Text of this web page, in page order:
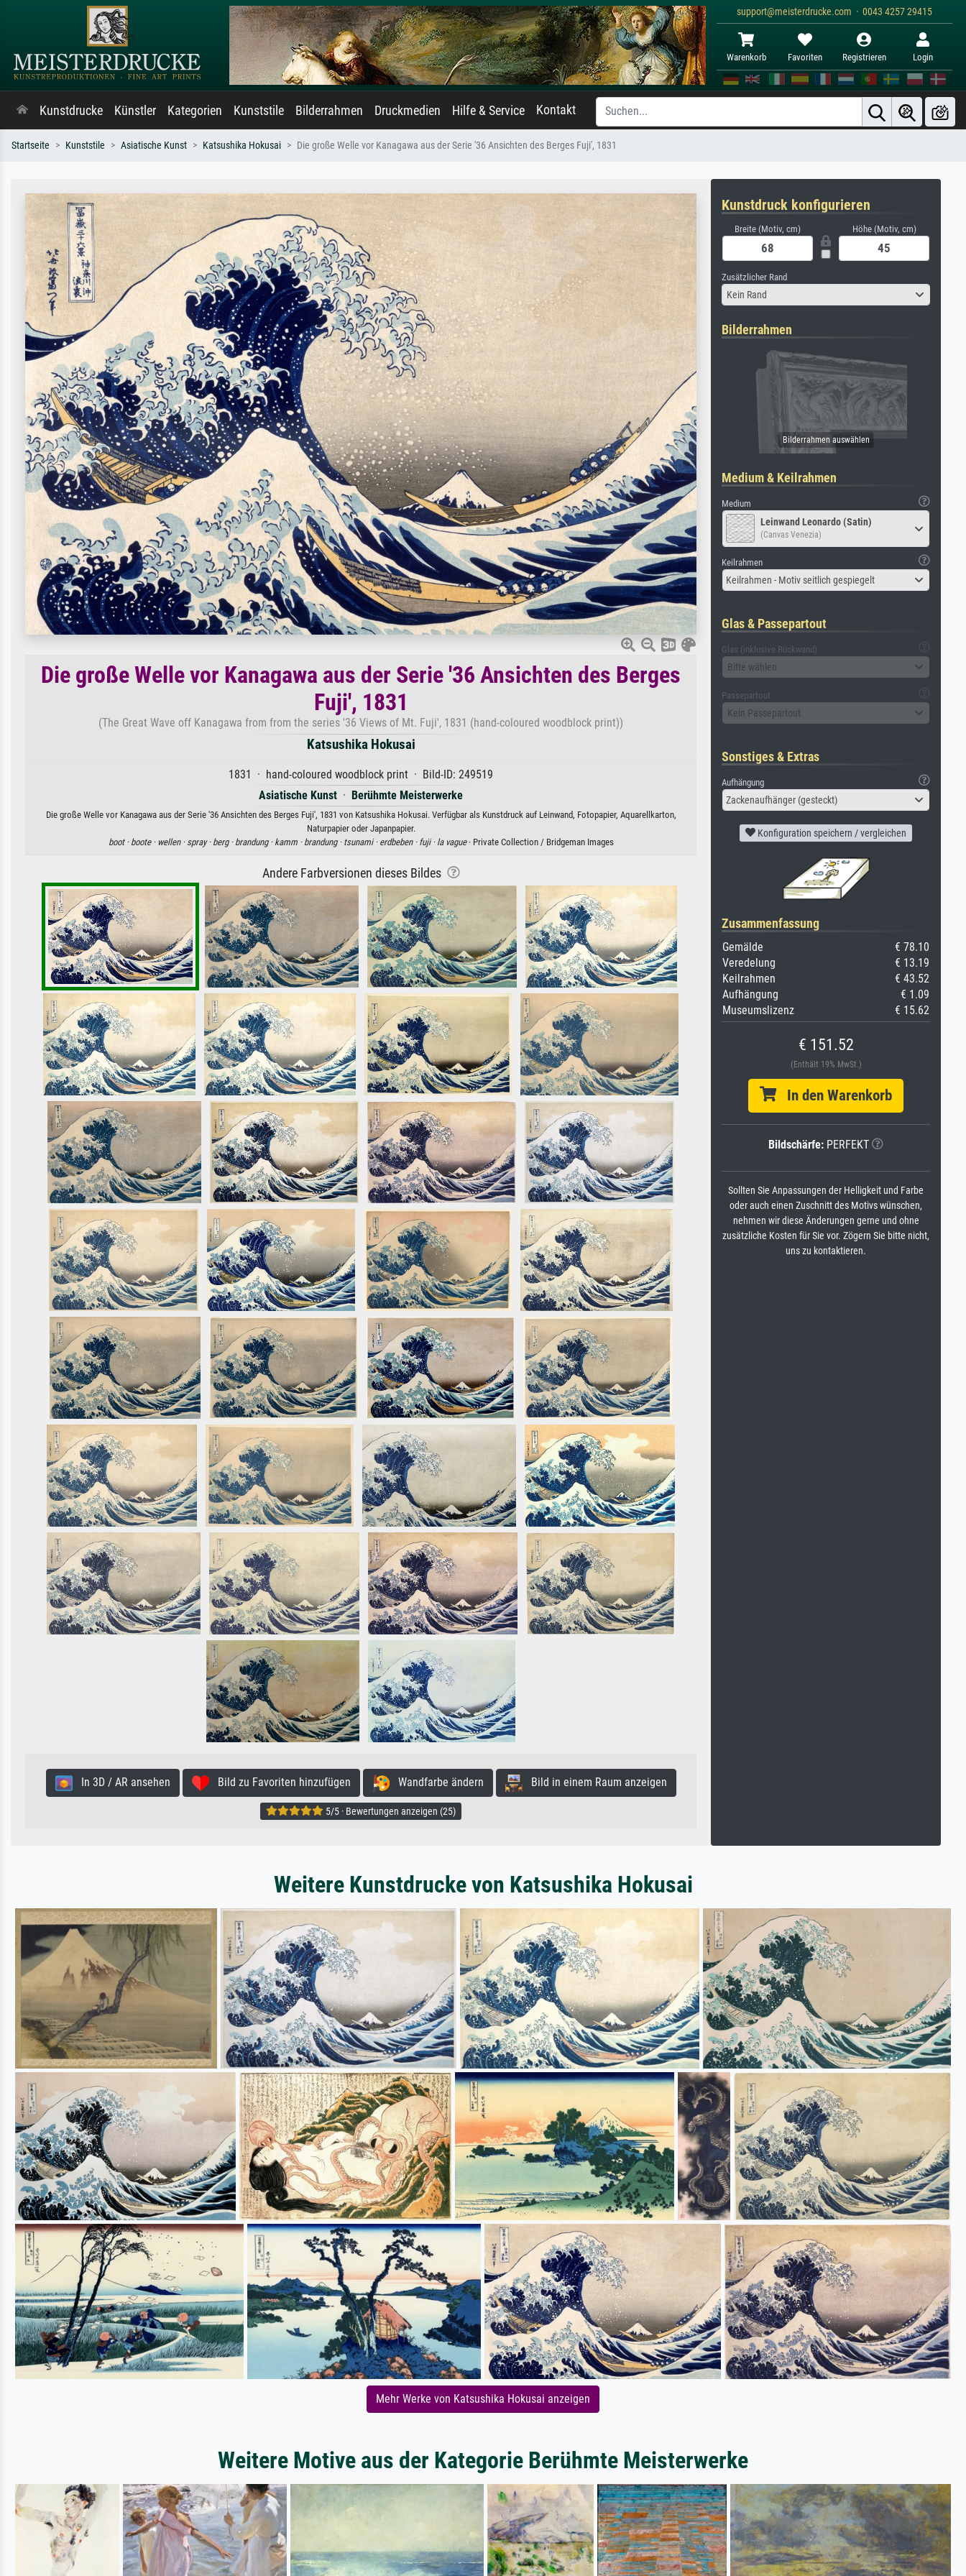
support@meisterdrucke.com · 0043 4257 29415
Warenkorb Favoriten Registrieren Login
Kunstdrucke Künstler Kategorien Kunststile Bilderrahmen Druckmedien Hilfe & Service Kontakt
Startseite Kunststile Asiatische Kunst Katsushika Hokusai Die große Welle vor Kanagawa aus der Serie '36 Ansichten des Berges Fuji', 1831
Die große Welle vor Kanagawa aus der Serie '36 Ansichten des Berges
Fuji', 1831
(The Great Wave off Kanagawa from from the series '36 Views of Mt. Fuji', 1831 (hand-coloured woodblock print))
Katsushika Hokusai
1831 · hand-coloured woodblock print · Bild-ID: 249519
Asiatische Kunst · Berühmte Meisterwerke
Die große Welle vor Kanagawa aus der Serie '36 Ansichten des Berges Fuji', 1831 von Katsushika Hokusai. Verfügbar als Kunstdruck auf Leinwand, Fotopapier, Aquarellkarton,
Naturpapier oder Japanpapier.
boot · boote · wellen · spray · berg · brandung · kamm · brandung · tsunami · erdbeben · fuji · la vague· Private Collection / Bridgeman Images
Andere Farbversionen dieses Bildes
In 3D / AR ansehen Bild zu Favoriten hinzufügen Wandfarbe ändern Bild in einem Raum anzeigen
5/5 · Bewertungen anzeigen (25)
Kunstdruck konfigurieren
Breite (Motiv, cm) Höhe (Motiv, cm)
Zusätzlicher Rand
Kein Rand
Bilderrahmen
Medium & Keilrahmen
Medium
Leinwand Leonardo (Satin)
(Canvas Venezia)
Keilrahmen
Keilrahmen - Motiv seitlich gespiegelt
Glas & Passepartout
Glas (inklusive Rückwand)
Bitte wählen
Passepartout
Kein Passepartout
Sonstiges & Extras
Aufhängung
Zackenaufhänger (gesteckt)
Konfiguration speichern / vergleichen
Zusammenfassung
Gemälde
€ 78.10
Veredelung
€ 13.19
Keilrahmen
€ 43.52
Aufhängung
€ 1.09
Museumslizenz
€ 15.62
€ 151.52
(Enthält 19% MwSt.)
In den Warenkorb
Bildschärfe: PERFEKT
Sollten Sie Anpassungen der Helligkeit und Farbe
oder auch einen Zuschnitt des Motivs wünschen,
nehmen wir diese Änderungen gerne und ohne
zusätzliche Kosten für Sie vor. Zögern Sie bitte nicht,
uns zu kontaktieren.
Weitere Kunstdrucke von Katsushika Hokusai
Mehr Werke von Katsushika Hokusai anzeigen
Weitere Motive aus der Kategorie Berühmte Meisterwerke